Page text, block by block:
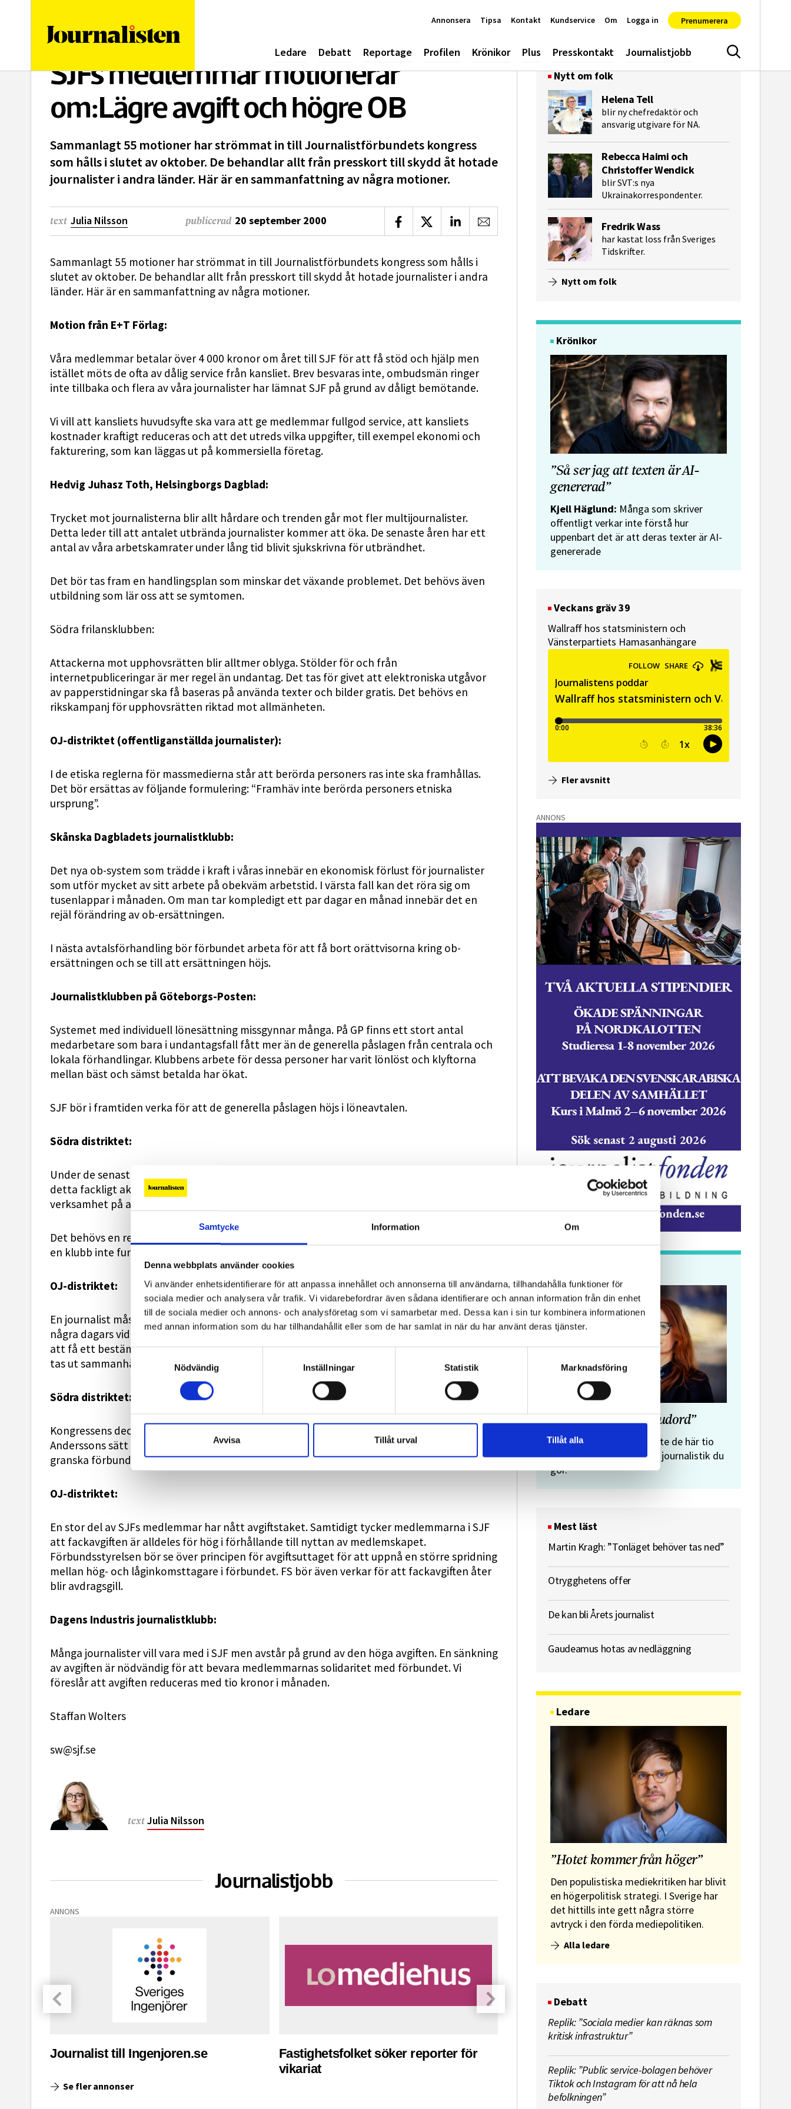
Samtycke Information Om
Denna webbplats använder cookies
Vi använder enhetsidentifierare för att anpassa innehållet och annonserna till användarna, tillhandahålla funktioner för
sociala medier och analysera vår trafik. Vi vidarebefordrar även sådana identifierare och annan information från din enhet
till de sociala medier och annons- och analysföretag som vi samarbetar med. Dessa kan i sin tur kombinera informationen
med annan information som du har tillhandahållit eller som de har samlat in när du har använt deras tjänster.
Samtyckesval
Nödvändig
Inställningar Statistik Marknadsföring
Avvisa Tillåt urval Tillåt alla
Ledare Debatt Reportage Profilen Krönikor Plus Presskontakt Journalistjobb Sök
Annonsera Tipsa Kontakt Kundservice Om Logga in Prenumerera
SJFs medlemmar motionerar
om:Lägre avgift och högre OB
Sammanlagt 55 motioner har strömmat in till Journalistförbundets kongress
som hålls i slutet av oktober. De behandlar allt från presskort till skydd åt hotade
journalister i andra länder. Här är en sammanfattning av några motioner.
text Julia Nilsson publicerad 20 september 2000 Dela på Facebook
Dela på XDela på LinkedIn
Dela via e-post
Sammanlagt 55 motioner har strömmat in till Journalistförbundets kongress som hålls i
slutet av oktober. De behandlar allt från presskort till skydd åt hotade journalister i andra
länder. Här är en sammanfattning av några motioner.
Motion från E+T Förlag:
Våra medlemmar betalar över 4 000 kronor om året till SJF för att få stöd och hjälp men
istället möts de ofta av dålig service från kansliet. Brev besvaras inte, ombudsmän ringer
inte tillbaka och flera av våra journalister har lämnat SJF på grund av dåligt bemötande.
Vi vill att kansliets huvudsyfte ska vara att ge medlemmar fullgod service, att kansliets
kostnader kraftigt reduceras och att det utreds vilka uppgifter, till exempel ekonomi och
fakturering, som kan läggas ut på kommersiella företag.
Hedvig Juhasz Toth, Helsingborgs Dagblad:
Trycket mot journalisterna blir allt hårdare och trenden går mot fler multijournalister.
Detta leder till att antalet utbrända journalister kommer att öka. De senaste åren har ett
antal av våra arbetskamrater under lång tid blivit sjukskrivna för utbrändhet.
Det bör tas fram en handlingsplan som minskar det växande problemet. Det behövs även
utbildning som lär oss att se symtomen.
Södra frilansklubben:
Attackerna mot upphovsrätten blir alltmer oblyga. Stölder för och från
internetpubliceringar är mer regel än undantag. Det tas för givet att elektroniska utgåvor
av papperstidningar ska få baseras på använda texter och bilder gratis. Det behövs en
rikskampanj för upphovsrätten riktad mot allmänheten.
OJ-distriktet (offentliganställda journalister):
I de etiska reglerna för massmedierna står att berörda personers ras inte ska framhållas.
Det bör ersättas av följande formulering: “Framhäv inte berörda personers etniska
ursprung”.
Skånska Dagbladets journalistklubb:
Det nya ob-system som trädde i kraft i våras innebär en ekonomisk förlust för journalister
som utför mycket av sitt arbete på obekväm arbetstid. I värsta fall kan det röra sig om
tusenlappar i månaden. Om man tar kompledigt ett par dagar en månad innebär det en
rejäl förändring av ob-ersättningen.
I nästa avtalsförhandling bör förbundet arbeta för att få bort orättvisorna kring ob-
ersättningen och se till att ersättningen höjs.
Journalistklubben på Göteborgs-Posten:
Systemet med individuell lönesättning missgynnar många. På GP finns ett stort antal
medarbetare som bara i undantagsfall fått mer än de generella påslagen från centrala och
lokala förhandlingar. Klubbens arbete för dessa personer har varit lönlöst och klyftorna
mellan bäst och sämst betalda har ökat.
SJF bör i framtiden verka för att de generella påslagen höjs i löneavtalen.
Södra distriktet:
Under de senaste två åren har SJF utvecklat en klubbstödsverksamhet där erfarna före
detta fackligt aktiva stöttar klubbar i kris eller hjälper till att skapa och förbättra facklig
verksamhet på arbetsplatser där det är nödvändigt.
Det behövs en resurs på förbundskansliet som ska vara spindeln i nätet. Vid signaler om att
en klubb inte fungerar ska distriktet genast kontaktas.
OJ-distriktet:
En journalist måste ständigt lära sig nya saker. Trots detta får många journalister endast
några dagars vidareutbildning per år. I sina förhandlingar med arbetsgivaren bör SJF kräva
att få ett bestämt antal vidareutbildningsdagar som kan sparas i minst fem år för att kunna
tas ut sammanhängande.
Södra distriktet:
Kongressens dechargeutskott bör granska fs-ledamöterna Nils Svenssons och Lasse
Anderssons sätt att tilllämpa reglerna för förrättningsarvoden. Dechargen bör även
granska förbundsstyrelsens handläggning av detta ärende.
OJ-distriktet:
En stor del av SJFs medlemmar har nått avgiftstaket. Samtidigt tycker medlemmarna i SJF
att fackavgiften är alldeles för hög i förhållande till nyttan av medlemskapet.
Förbundsstyrelsen bör se över principen för avgiftsuttaget för att uppnå en större spridning
mellan hög- och låginkomsttagare i förbundet. FS bör även verkar för att fackavgiften åter
blir avdragsgill.
Dagens Industris journalistklubb:
Många journalister vill vara med i SJF men avstår på grund av den höga avgiften. En sänkning
av avgiften är nödvändig för att bevara medlemmarnas solidaritet med förbundet. Vi
föreslår att avgiften reduceras med tio kronor i månaden.
Staffan Wolters
sw@sjf.se
text Julia Nilsson
Journalistjobb
ANNONS
Journalist till Ingenjoren.se
Fastighetsfolket söker reporter för
vikariat
Pressekreterare till Sidas
kommunikationsenhet
Se fler annonser
Nytt om folk
Helena Tell
blir ny chefredaktör och
ansvarig utgivare för NA.
Rebecca Haimi och
Christoffer Wendick
blir SVT:s nya
Ukrainakorrespondenter.
Fredrik Wass
har kastat loss från Sveriges
Tidskrifter.
Nytt om folk
Krönikor
”Så ser jag att texten är AI-
genererad”
Kjell Häglund: Många som skriver
offentligt verkar inte förstå hur
uppenbart det är att deras texter är AI-
genererade
Veckans gräv 39
Wallraff hos statsministern och
Vänsterpartiets Hamasanhängare
Fler avsnitt
ANNONS
”Journalistens tio budord”
Malin Crona:
Följer du inte de här tio
budorden? Då är det inte journalistik du
gör.
Mest läst
Martin Kragh: ”Tonläget behöver tas ned”
Otrygghetens offer
De kan bli Årets journalist
Gaudeamus hotas av nedläggning
Ledare
”Hotet kommer från höger”
Den populistiska mediekritiken har blivit
en högerpolitisk strategi. I Sverige har
det hittills inte gett några större
avtryck i den förda mediepolitiken.
Alla ledare
Debatt
Replik: ”Sociala medier kan räknas som
kritisk infrastruktur”
Replik: ”Public service-bolagen behöver
Tiktok och Instagram för att nå hela
befolkningen”